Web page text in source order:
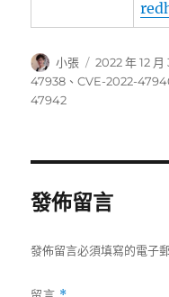
作
者
小張
發
佈
2022 年 12 月
47938 、CVE-2022-
47942
發佈留言
發佈留言必須填寫的電子